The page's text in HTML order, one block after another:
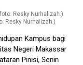
Resky Nurhalizah.)
Kampus bagi
Negeri Makassar
Pinisi, Senin